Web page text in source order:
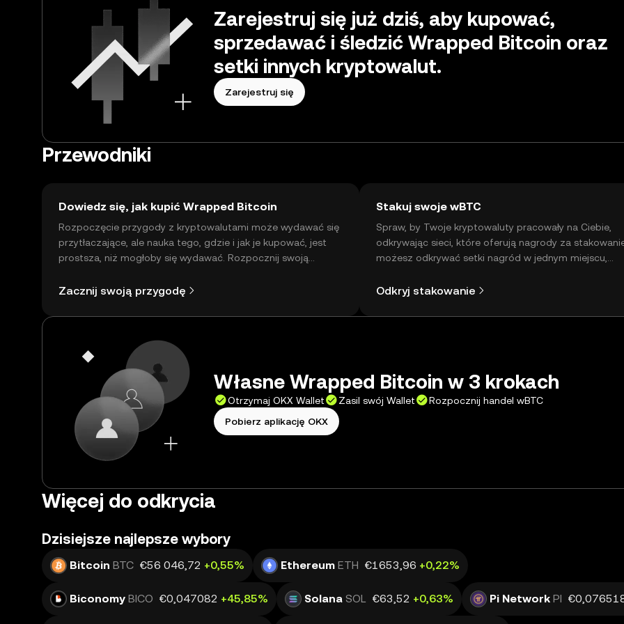
Zarejestruj się już dziś, aby kupować,
sprzedawać i śledzić Wrapped Bitcoin oraz
setki innych kryptowalut.
Zarejestruj się
Przewodniki
Dowiedz się, jak kupić Wrapped Bitcoin
Rozpoczęcie przygody z kryptowalutami może wydawać się
przytłaczające, ale nauka tego, gdzie i jak je kupować, jest
prostsza, niż mogłoby się wydawać. Rozpocznij swoją
stronie.
Zacznij swoją przygodę
Stakuj swoje wBTC
Spraw, by Twoje kryptowaluty pracowały na Ciebie,
odkrywając sieci, które oferują nagrody za
możesz odkrywać setki nagród w jednym miejscu,
Odkryj stakowanie
Własne Wrapped Bitcoin w 3 krokach
Otrzymaj OKX Wallet Zasil swój Wallet
Rozpocznij handel wBTC
Pobierz aplikację OKX
Więcej do odkrycia
Dzisiejsze najlepsze wybory
Bitcoin BTC €56 046,72 +0,55% Ethereum ETH €1653,96 +0,22%
Biconomy BICO €0,047082 +45,85% Solana SOL €63,52 +0,63% Pi Network PI